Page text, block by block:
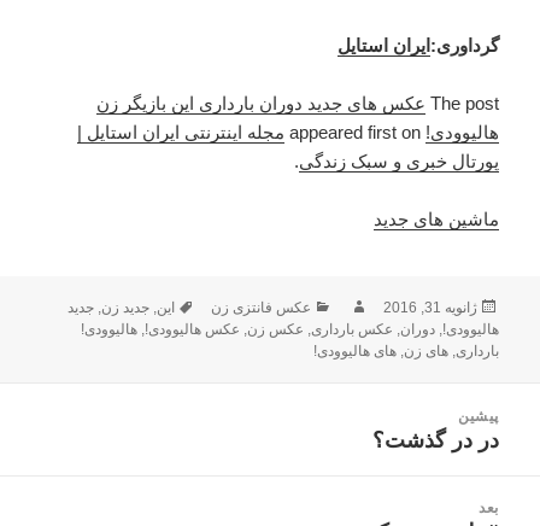
گرداوری: ایران استایل
The post عکس های جدید دوران بارداری این بازیگر زن
هالیوودی! appeared first on
مجله اینترنتی ایران استایل |
پورتال خبری و سبک زندگی.
ماشین های جدید
ارسال
شده
در
ژانویه 31, 2016 نویسندهدسته‌ها
عکس فانتزی زن برچسب‌ها
این,جدید زن,جدید
هالیوودی!,دوران, عکس بارداری, عکس زن, عکس هالیوودی!,هالیوودی!
بارداری,های زن,های هالیوودی!
نوشته
پیشین
نوشته
در در گذشت؟
بعد